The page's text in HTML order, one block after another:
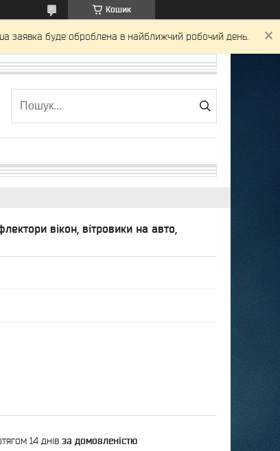
Кошик
заявка буде оброблена в найближчий робочий день.
вікон, вітровики на авто,
14 днів за домовленістю